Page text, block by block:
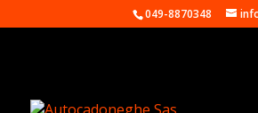
049-8870348